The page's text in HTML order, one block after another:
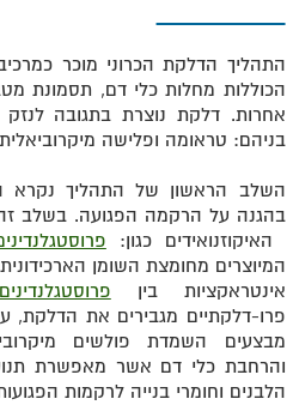
התהליך הדלקת הכרוני מוכר
הכוללות מחלות כלי דם, תסמונת
אחרות. דלקת נוצרת בתגובה
בניהם: טראומה ופלישה
השלב הראשון של התהליך נקרא
בהגנה על הרקמה הפגועה. בשלב
האיקוזנואידים כגון:
המיוצרים מחומצת השומן
אינטראקציות בין פרוסטגלנדינים
פרו-דלקתיים מגבירים את הדלקת,
מבצעים השמדת פולשים
והרחבת כלי דם אשר מאפשרת
הלבנים וחומרי בנייה לרקמות